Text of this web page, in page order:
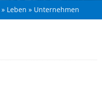
» Leben » Unternehmen